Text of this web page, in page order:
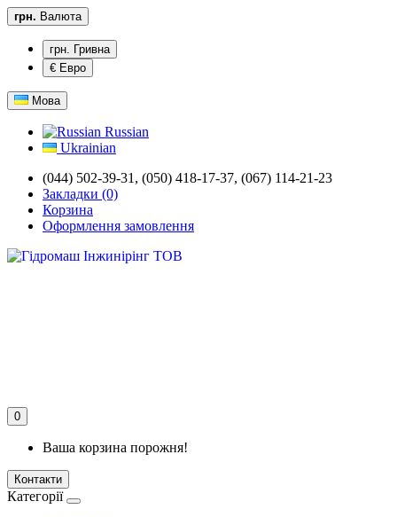
грн. Валюта
грн. Гривна
€ Евро
Мова
Russian
Ukrainian
(044) 502-39-31, (050) 418-17-37, (067) 114-21-23
Закладки (0)
Корзина
Оформлення замовлення
0
Ваша корзина порожня!
Контакти
Категорії